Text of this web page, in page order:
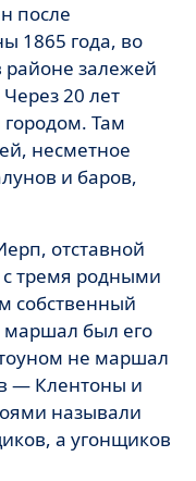
после
1865 года, во
районе залежей
20 лет
Там
несметное
и баров,
отставной
с тремя родными
собственный
маршал был его
не маршал
— Клентоны и
называли
а угонщиков